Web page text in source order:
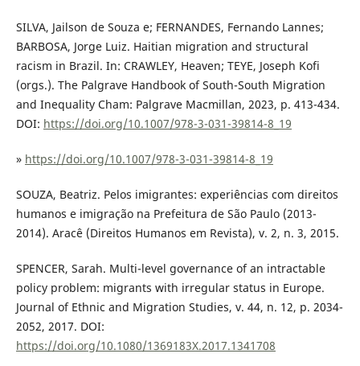
SILVA, Jailson de Souza e; FERNANDES, Fernando Lannes;
BARBOSA, Jorge Luiz. Haitian migration and structural
racism in Brazil. In: CRAWLEY, Heaven; TEYE, Joseph Kofi
(orgs.). The Palgrave Handbook of South-South Migration
and Inequality Cham: Palgrave Macmillan, 2023, p. 413-434.
DOI: https://doi.org/10.1007/978-3-031-39814-8_19
» https://doi.org/10.1007/978-3-031-39814-8_19
SOUZA, Beatriz. Pelos imigrantes: experiências com direitos
humanos e imigração na Prefeitura de São Paulo (2013-
2014). Aracê (Direitos Humanos em Revista), v. 2, n. 3, 2015.
SPENCER, Sarah. Multi-level governance of an intractable
policy problem: migrants with irregular status in Europe.
Journal of Ethnic and Migration Studies, v. 44, n. 12, p. 2034-
2052, 2017. DOI:
https://doi.org/10.1080/1369183X.2017.1341708